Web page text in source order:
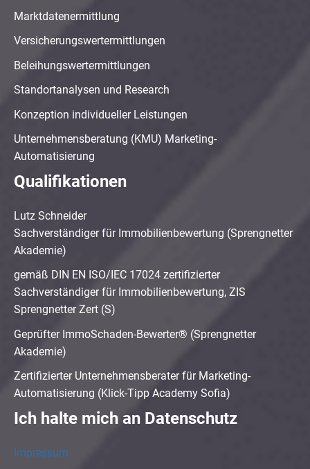
Marktdatenermittlung
Versicherungswertermittlungen
Beleihungswertermittlungen
Standortanalysen und Research
Konzeption individueller Leistungen
Unternehmensberatung (KMU) Marketing-
Automatisierung
Qualifikationen
Lutz Schneider
Sachverständiger für Immobilienbewertung (Sprengnetter
Akademie)
gemäß DIN EN ISO/IEC 17024 zertifizierter
Sachverständiger für Immobilienbewertung, ZIS
Sprengnetter Zert (S)
Geprüfter ImmoSchaden-Bewerter® (Sprengnetter
Akademie)
Zertifizierter Unternehmensberater für Marketing-
Automatisierung (Klick-Tipp Academy Sofia)
Ich halte mich an Datenschutz
Impressum